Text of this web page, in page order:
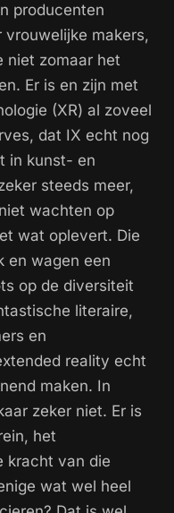
producenten
vrouwelijke makers,
niet zomaar het
Er is en zijn met
(XR) al zoveel
dat IX echt nog
in kunst- en
steeds meer,
wachten op
wat oplevert. Die
en wagen een
op de diversiteit
literaire,
en
reality echt
maken. In
zeker niet. Er is
het
kracht van die
wat wel heel